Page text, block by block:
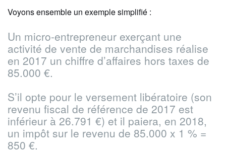
Voyons ensemble un exemple simplifié :
Un micro-entrepreneur exerçant une
activité de vente de marchandises réalise
en 2017 un chiffre d’affaires hors taxes de
85.000 €.
S’il opte pour le versement libératoire (son
revenu fiscal de référence de 2017 est
inférieur à 26.791 €) et il paiera, en 2018,
un impôt sur le revenu de 85.000 x 1 % =
850 €.